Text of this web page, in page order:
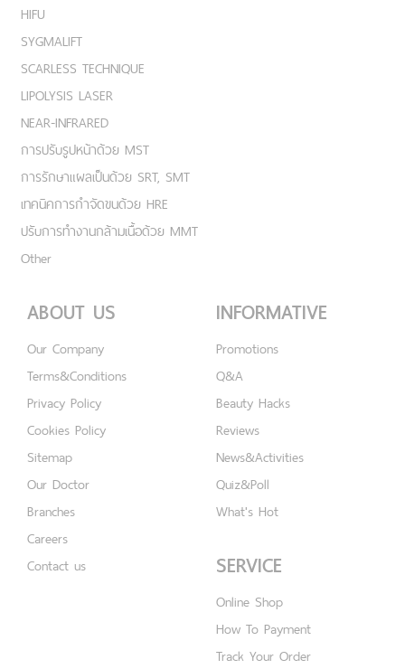
HIFU
SYGMALIFT
SCARLESS TECHNIQUE
LIPOLYSIS LASER
NEAR-INFRARED
การปรับรูปหน้าด้วย MST
การรักษาแผลเป็นด้วย SRT, SMT
เทคนิคการกำจัดขนด้วย HRE
ปรับการทำงานกล้ามเนื้อด้วย MMT
Other
ABOUT US
Our Company
Terms&Conditions
Privacy Policy
Cookies Policy
Sitemap
Our Doctor
Branches
Careers
Contact us
INFORMATIVE
Promotions
Q&A
Beauty Hacks
Reviews
News&Activities
Quiz&Poll
What's Hot
SERVICE
Online Shop
How To Payment
Track Your Order